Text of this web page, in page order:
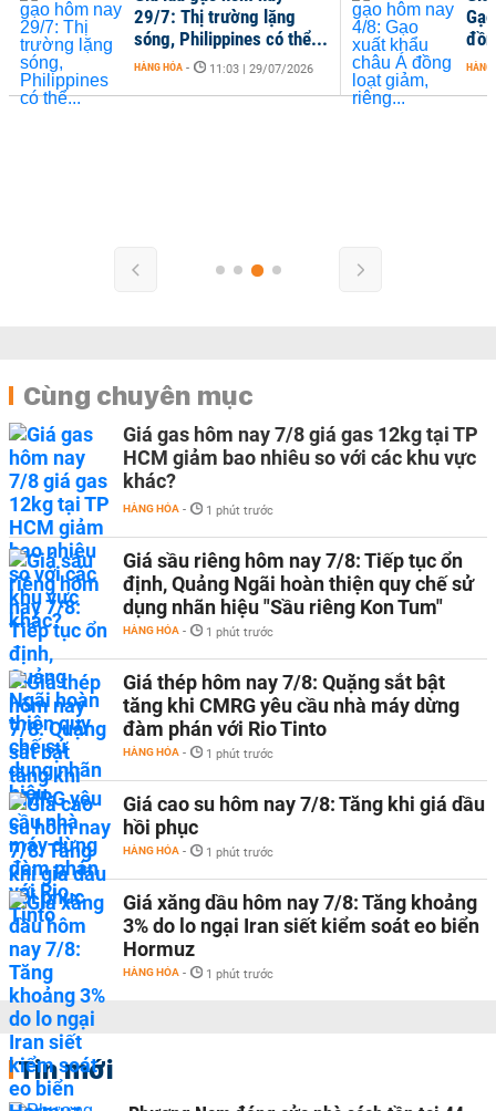
HÀNG
29/7: Thị trường lặng
sóng, Philippines có thể...
HÀNG HÓA - 11:03 | 29/07/2026
Cùng chuyên mục
Giá gas hôm nay 7/8 giá gas 12kg tại TP
HCM giảm bao nhiêu so với các khu vực
khác?
HÀNG HÓA - 1 phút trước
Giá sầu riêng hôm nay 7/8: Tiếp tục ổn
định, Quảng Ngãi hoàn thiện quy chế sử
dụng nhãn hiệu "Sầu riêng Kon Tum"
HÀNG HÓA - 1 phút trước
Giá thép hôm nay 7/8: Quặng sắt bật
tăng khi CMRG yêu cầu nhà máy dừng
đàm phán với Rio Tinto
HÀNG HÓA - 1 phút trước
Giá cao su hôm nay 7/8: Tăng khi giá dầu
hồi phục
HÀNG HÓA - 1 phút trước
Giá xăng dầu hôm nay 7/8: Tăng khoảng
3% do lo ngại Iran siết kiểm soát eo biển
Hormuz
HÀNG HÓA - 1 phút trước
Tin mới